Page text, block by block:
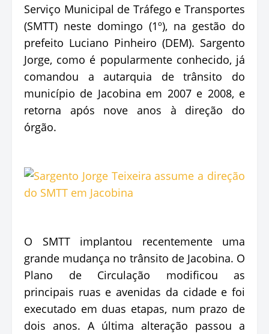
Serviço Municipal de Tráfego e Transportes
(SMTT) neste domingo (1º), na gestão do
prefeito Luciano Pinheiro (DEM). Sargento
Jorge, como é popularmente conhecido, já
comandou a autarquia de trânsito do
município de Jacobina em 2007 e 2008, e
retorna após nove anos à direção do
órgão.
O SMTT implantou recentemente uma
grande mudança no trânsito de Jacobina. O
Plano de Circulação modificou as
principais ruas e avenidas da cidade e foi
executado em duas etapas, num prazo de
dois anos. A última alteração passou a